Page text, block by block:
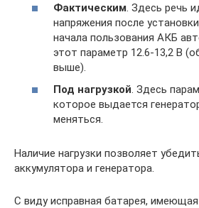
Фактическим . Здесь речь
напряжения после
начала пользования АКБ
этот параметр 12.6-13,2 В
выше).
Под нагрузкой. Здесь
которое выдается
меняться.
Наличие нагрузки позволяет
аккумулятора и генератора.
С виду исправная батарея,